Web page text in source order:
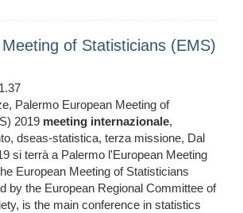
of Statisticians (EMS)
Palermo European Meeting of
2019 meeting internazionale,
dseas-statistica, terza missione, Dal
si terrà a Palermo l'European Meeting
European Meeting of Statisticians
by the European Regional Committee of
is the main conference in statistics